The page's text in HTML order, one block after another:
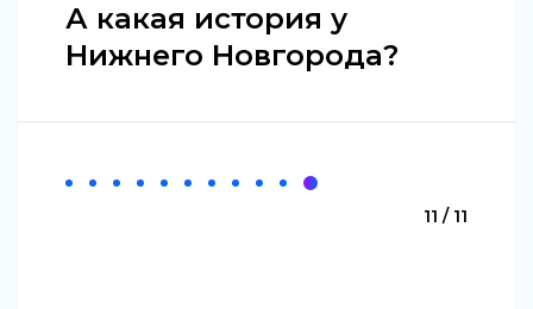
А какая история у
Нижнего Новгорода?
11 / 11